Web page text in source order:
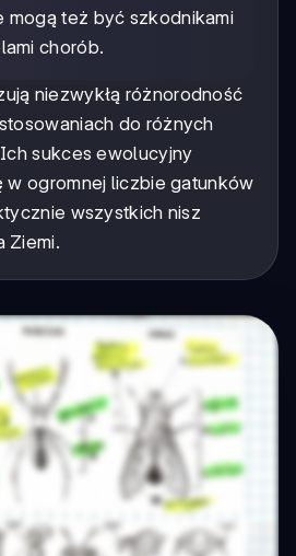
mogą też być szkodnikami
chorób.
niezwykłą różnorodność
do różnych
sukces ewolucyjny
w ogromnej liczbie gatunków
wszystkich nisz
Ziemi.